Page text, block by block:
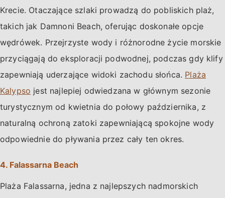
Krecie. Otaczające szlaki prowadzą do pobliskich plaż,
takich jak Damnoni Beach, oferując doskonałe opcje
wędrówek. Przejrzyste wody i różnorodne życie morskie
przyciągają do eksploracji podwodnej, podczas gdy klify
zapewniają uderzające widoki zachodu słońca. Plaża
Kalypso jest najlepiej odwiedzana w głównym sezonie
turystycznym od kwietnia do połowy października, z
naturalną ochroną zatoki zapewniającą spokojne wody
odpowiednie do pływania przez cały ten okres.
4. Falassarna Beach
Plaża Falassarna, jedna z najlepszych nadmorskich